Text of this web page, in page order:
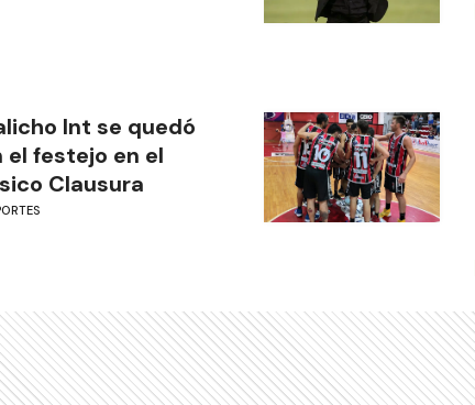
Int se quedó
el festejo en el
Clausura